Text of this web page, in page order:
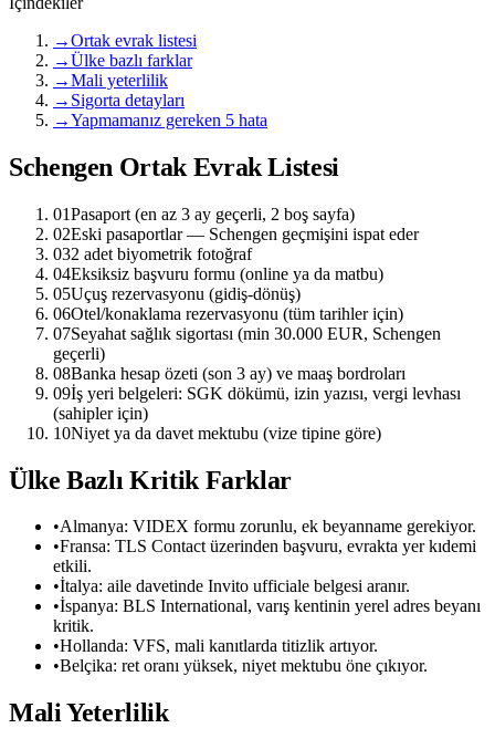
→Ortak evrak listesi
→Ülke bazlı farklar
→Mali yeterlilik
→ Sigorta detayları
→Yapmamanız gereken 5 hata
Schengen Ortak Evrak Listesi
01Pasaport (en az 3 ay geçerli, 2 boş sayfa)
02Eski pasaportlar — Schengen geçmişini ispat eder
032 adet biyometrik fotoğraf
04Eksiksiz başvuru formu (online ya da matbu)
05Uçuş rezervasyonu (gidiş-dönüş)
06Otel/konaklama rezervasyonu (tüm tarihler için)
07Seyahat sağlık sigortası (min 30.000 EUR, Schengen
geçerli)
08Banka hesap özeti (son 3 ay) ve maaş bordroları
09İş yeri belgeleri: SGK dökümü, izin yazısı, vergi levhası
(sahipler için)
10Niyet ya da davet mektubu (vize tipine göre)
Ülke Bazlı Kritik Farklar
•Almanya: VIDEX formu zorunlu, ek beyanname gerekiyor.
•Fransa: TLS Contact üzerinden başvuru, evrakta yer kıdemi
etkili.
•İtalya: aile davetinde Invito ufficiale belgesi aranır.
•İspanya: BLS International, varış kentinin yerel adres beyanı
kritik.
•Hollanda: VFS, mali kanıtlarda titizlik artıyor.
•Belçika: ret oranı yüksek, niyet mektubu öne çıkıyor.
Mali Yeterlilik